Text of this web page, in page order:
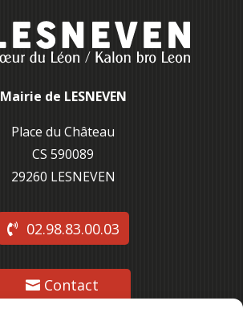
Mairie de LESNEVEN
Place du Château
CS 590089
29260 LESNEVEN
02.98.83.00.03
Contact